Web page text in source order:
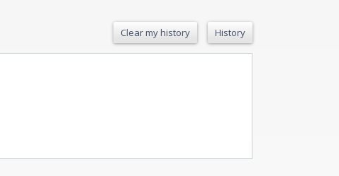
Clear my history History